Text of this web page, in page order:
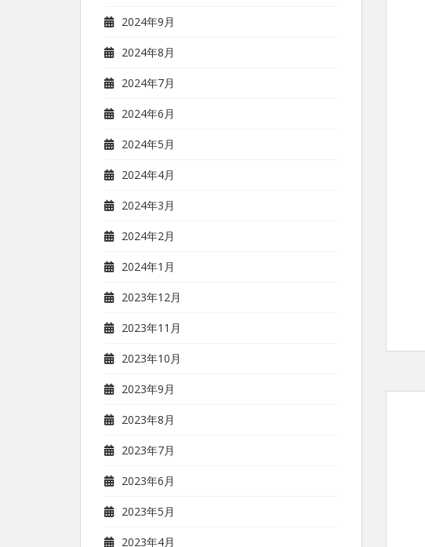
2024年9月
2024年8月
2024年7月
2024年6月
2024年5月
2024年4月
2024年3月
2024年2月
2024年1月
2023年12月
2023年11月
2023年10月
2023年9月
2023年8月
2023年7月
2023年6月
2023年5月
2023年4月